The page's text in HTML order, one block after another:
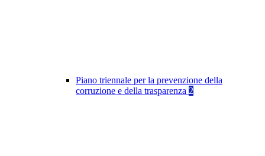
Piano triennale per la prevenzione della
corruzione e della trasparenza 2